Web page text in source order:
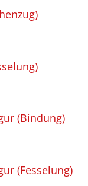
(Bindung)
(Fesselung)